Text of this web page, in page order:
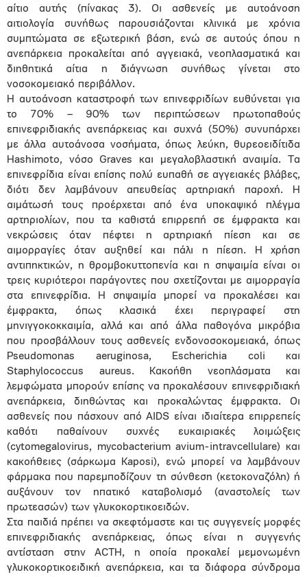
αίτιο αυτής (πίνακας 3). Οι ασθενείς με αυτοάνοση
αιτιολογία συνήθως παρουσιάζονται κλινικά με χρόνια
συμπτώματα σε εξωτερική βάση, ενώ σε αυτούς όπου η
ανεπάρκεια προκαλείται από αγγειακά, νεοπλασματικά και
διηθητικά αίτια η διάγνωση συνήθως γίνεται στο
νοσοκομειακό περιβάλλον.
Η αυτοάνοση καταστροφή των επινεφριδίων ευθύνεται για
το 70% – 90% των περιπτώσεων πρωτοπαθούς
επινεφριδιακής ανεπάρκειας και συχνά (50%) συνυπάρχει
με άλλα αυτοάνοσα νοσήματα, όπως λεύκη, θυρεοειδίτιδα
Hashimoto, νόσο Graves και μεγαλοβλαστική αναιμία. Τα
επινεφρίδια είναι επίσης πολύ ευπαθή σε αγγειακές βλάβες,
διότι δεν λαμβάνουν απευθείας αρτηριακή παροχή. Η
αιμάτωσή τους προέρχεται από ένα υποκαψικό πλέγμα
αρτηριολίων, που τα καθιστά επιρρεπή σε έμφρακτα και
νεκρώσεις όταν πέφτει η αρτηριακή πίεση και σε
αιμορραγίες όταν αυξηθεί και πάλι η πίεση. Η χρήση
αντιπηκτικών, η θρομβοκυττοπενία και η σηψαιμία είναι οι
τρεις κυριότεροι παράγοντες που σχετίζονται με αιμορραγία
στα επινεφρίδια. Η σηψαιμία μπορεί να προκαλέσει και
έμφρακτα, όπως κλασικά έχει περιγραφεί στη
μηνιγγοκοκκαιμία, αλλά και από άλλα παθογόνα μικρόβια
που προσβάλλουν τους ασθενείς ενδονοσοκομειακά, όπως
Pseudomonas aeruginosa, Escherichia coli και
Staphylococcus aureus. Κακοήθη νεοπλάσματα και
λεμφώματα μπορούν επίσης να προκαλέσουν επινεφριδιακή
ανεπάρκεια, διηθώντας και προκαλώντας έμφρακτα. Οι
ασθενείς που πάσχουν από AIDS είναι ιδιαίτερα επιρρεπείς
καθότι παθαίνουν συχνές ευκαιριακές λοιμώξεις
(cytomegalovirus, mycobacterium avium-intravcellulare) και
κακοήθειες (σάρκωμα Kaposi), ενώ μπορεί να λαμβάνουν
φάρμακα που παρεμποδίζουν τη σύνθεση (κετοκοναζόλη) ή
αυξάνουν τον ηπατικό καταβολισμό (αναστολείς των
πρωτεασών) των γλυκοκορτικοειδών.
Στα παιδιά πρέπει να σκεφτόμαστε και τις συγγενείς μορφές
επινεφριδιακής ανεπάρκειας, όπως είναι η συγγενής
αντίσταση στην ACTH, η οποία προκαλεί μεμονωμένη
γλυκοκορτικοειδική ανεπάρκεια, και τα διάφορα σύνδρομα